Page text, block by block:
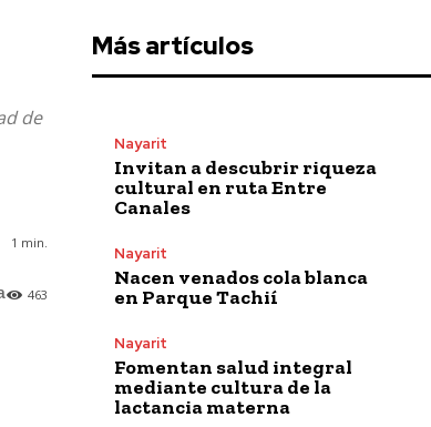
de
1 min.
463
Más artículos
Nayarit
Invitan a descubrir riqueza
cultural en ruta Entre
Canales
Nayarit
Nacen venados cola blanca
en Parque Tachií
Nayarit
Fomentan salud integral
mediante cultura de la
lactancia materna